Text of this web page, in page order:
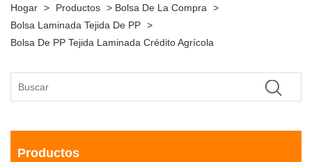
Hogar > Productos > Bolsa De La Compra >
Bolsa Laminada Tejida De PP >
Bolsa De PP Tejida Laminada Crédito Agrícola
Productos